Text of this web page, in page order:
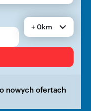
+ 0km
nowych ofertach